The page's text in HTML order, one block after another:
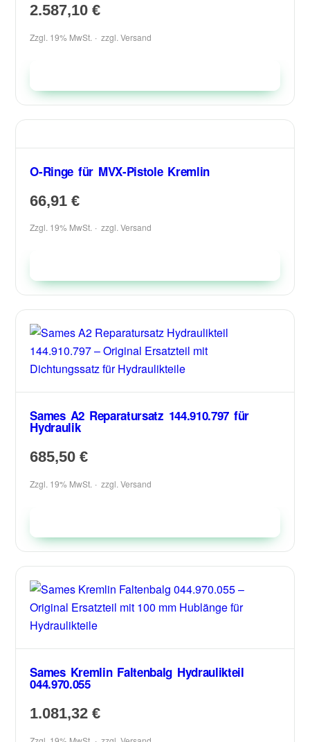
2.587,10€
Zzgl. 19% MwSt. zzgl.Versand
O-Ringe für MVX-Pistole Kremlin
66,91€
Zzgl. 19% MwSt. zzgl.Versand
Sames A2 Reparatursatz 144.910.797 für
Hydraulik
685,50€
Zzgl. 19% MwSt. zzgl.Versand
Sames Kremlin Faltenbalg Hydraulikteil
044.970.055
1.081,32€